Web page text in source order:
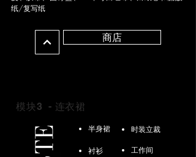
纸/复写纸
商店
模块3 - 连衣裙
半身裙 时装立裁
衬衫 工作间